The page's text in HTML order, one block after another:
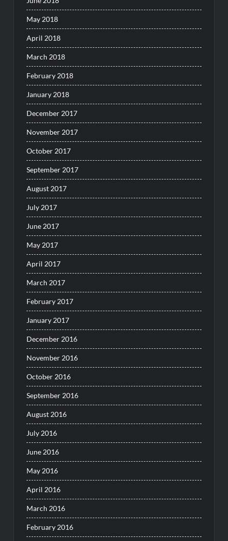
May 2018
April 2018
March 2018
February 2018
January 2018
December 2017
November 2017
October 2017
September 2017
August 2017
July 2017
June 2017
May 2017
April 2017
March 2017
February 2017
January 2017
December 2016
November 2016
October 2016
September 2016
August 2016
July 2016
June 2016
May 2016
April 2016
March 2016
February 2016